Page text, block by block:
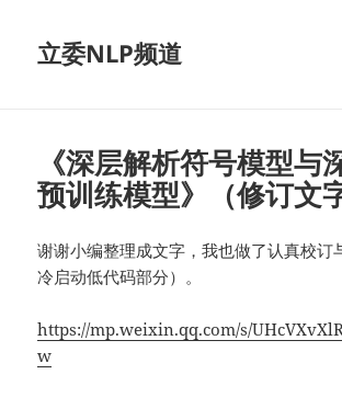
立委NLP频道
《深层解析符号模型与
预训练模型》（修订文
谢谢小编整理成文字，我也做了认真校订
冷启动低代码部分）。 ​​​
https://mp.weixin.qq.com/s/
w